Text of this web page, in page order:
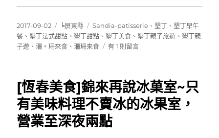
發
佈
日
2017-09-02
分
類
╘屏東縣
標
籤
Sandia-patisserie 、 墾丁 、 墾丁早午
餐 、 墾丁法式甜點 、 墾丁甜點 、 墾丁美食 、 墾丁親子旅遊 、 墾丁親
子遊 、珊。珊來食 、珊珊來食
在
珊
來
食
Sandia-
patisserie
有 1 則留言
[恆春美食]錦來再說冰菓室~只
有美味料理不賣冰的冰果室，
營業至深夜兩點